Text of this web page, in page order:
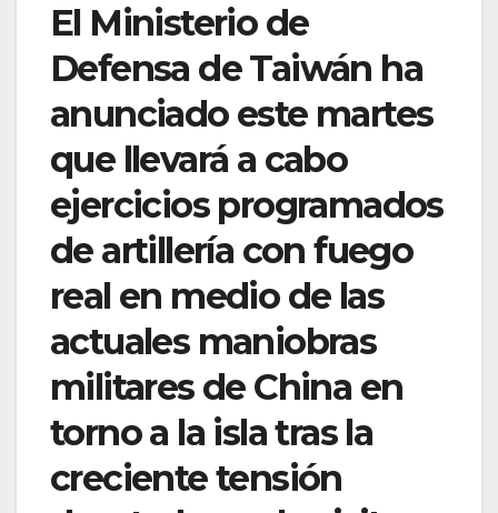
El Ministerio de
Defensa de Taiwán ha
anunciado este martes
que llevará a cabo
ejercicios programados
de artillería con fuego
real en medio de las
actuales maniobras
militares de China en
torno a la isla tras la
creciente tensión